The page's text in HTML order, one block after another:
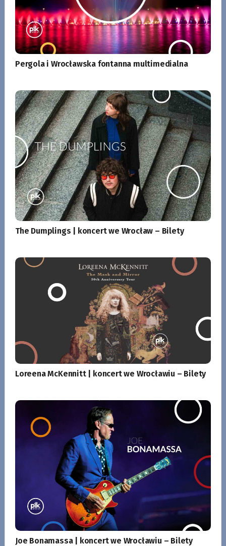
Pergola i Wrocławska fontanna multimedialna
The Dumplings | koncert we Wrocław – Bilety
Loreena McKennitt | koncert we Wrocławiu – Bilety
Joe Bonamassa | koncert we Wrocławiu – Bilety